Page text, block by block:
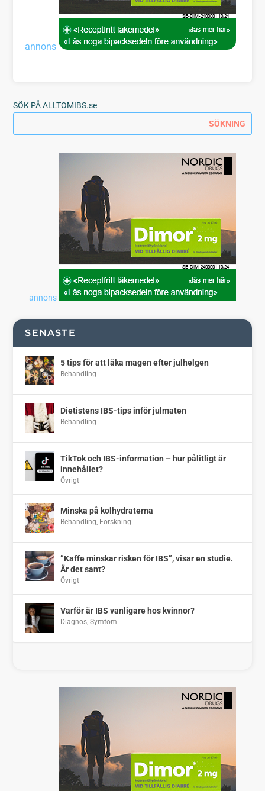
annons
SÖK PÅ ALLTOMIBS.se
annons
SENASTE
5 tips för att läka magen efter julhelgen
Behandling
Dietistens IBS-tips inför julmaten
Behandling
TikTok och IBS-information – hur pålitligt är
innehållet?
Övrigt
Minska på kolhydraterna
Behandling, Forskning
”Kaffe minskar risken för IBS”, visar en studie.
Är det sant?
Övrigt
Varför är IBS vanligare hos kvinnor?
Diagnos,Symtom